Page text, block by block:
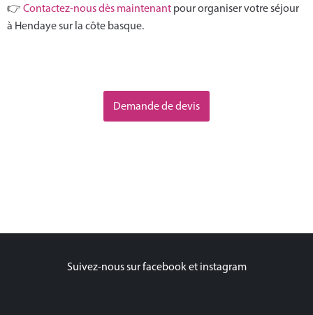
👉 Contactez-nous dès maintenant pour organiser votre séjour
à Hendaye sur la côte basque.
Demande de devis
Suivez-nous sur facebook et instagram